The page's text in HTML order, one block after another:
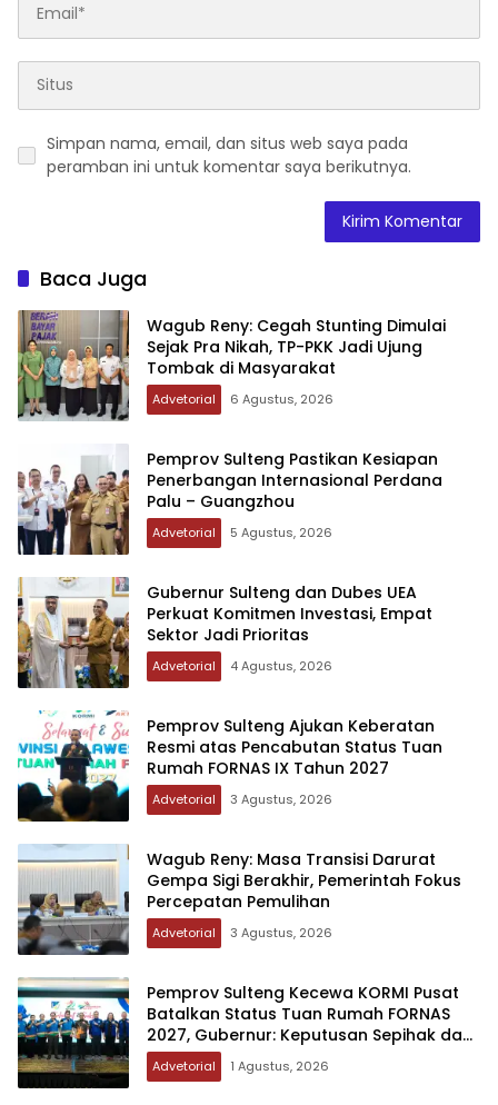
Simpan nama, email, dan situs web saya pada
peramban ini untuk komentar saya berikutnya.
Baca Juga
Wagub Reny: Cegah Stunting Dimulai
Sejak Pra Nikah, TP-PKK Jadi Ujung
Tombak di Masyarakat
Advetorial 6 Agustus, 2026
Pemprov Sulteng Pastikan Kesiapan
Penerbangan Internasional Perdana
Palu – Guangzhou
Advetorial 5 Agustus, 2026
Gubernur Sulteng dan Dubes UEA
Perkuat Komitmen Investasi, Empat
Sektor Jadi Prioritas
Advetorial 4 Agustus, 2026
Pemprov Sulteng Ajukan Keberatan
Resmi atas Pencabutan Status Tuan
Rumah FORNAS IX Tahun 2027
Advetorial 3 Agustus, 2026
Wagub Reny: Masa Transisi Darurat
Gempa Sigi Berakhir, Pemerintah Fokus
Percepatan Pemulihan
Advetorial 3 Agustus, 2026
Pemprov Sulteng Kecewa KORMI Pusat
Batalkan Status Tuan Rumah FORNAS
2027, Gubernur: Keputusan Sepihak dan
Tanpa Koordinasi
Advetorial 1 Agustus, 2026